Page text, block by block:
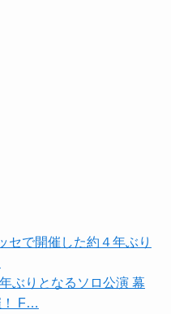
セで開催した約４年ぶり
ぶりとなるソロ公演 幕
！ F…